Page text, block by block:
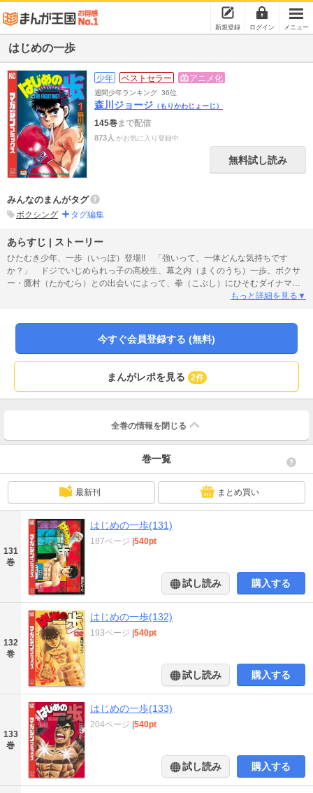
新規登録 ログイン メニュー
はじめの一歩
少年 ベストセラー アニメ化
週間少年ランキング 36位
森川ジョージ （もりかわじょーじ）
145巻まで配信
873人 がお気に入り登録中
無料試し読み
みんなのまんがタグ
ボクシング タグ編集
あらすじ | ストーリー
ひたむき少年、一歩（いっぽ）登場!! 「強いって、一体どんな気持ちです
か？」 ドジでいじめられっ子の高校生、幕之内（まくのうち）一歩。ボクサ
ー・鷹村（たかむら）との出会いによって、拳（こぶし）にひそむダイナマイ
トパンチを呼び起こした！ プロボクサーへの夢を抱いた一歩は、鴨川（かも
編!!
もっと詳細を見る▼
今すぐ会員登録する (無料)
まんがレポを見る 2件
全巻の情報を 閉じる
巻一覧
最新刊 まとめ買い
131
巻
はじめの一歩(131)
187ページ |540pt
試し読み 購入する
132
巻
はじめの一歩(132)
193ページ |540pt
試し読み 購入する
133
巻
はじめの一歩(133)
204ページ |540pt
試し読み 購入する